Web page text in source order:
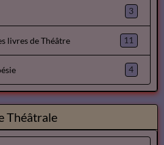
3
livres de Théâtre 11
4
Théâtrale